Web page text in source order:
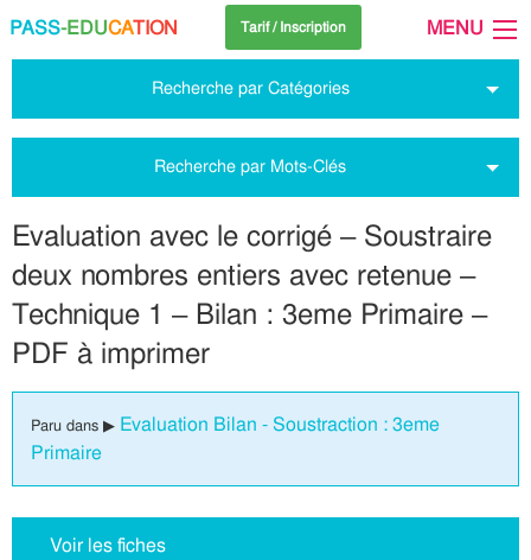
PASS-EDUCATION Tarif / Inscription MENU
Recherche par Catégories
Recherche par Mots-Clés
Evaluation avec le corrigé – Soustraire
deux nombres entiers avec retenue –
Technique 1 – Bilan : 3eme Primaire –
PDF à imprimer
Paru dans ▶ Evaluation Bilan - Soustraction : 3eme
Primaire
Voir les fiches